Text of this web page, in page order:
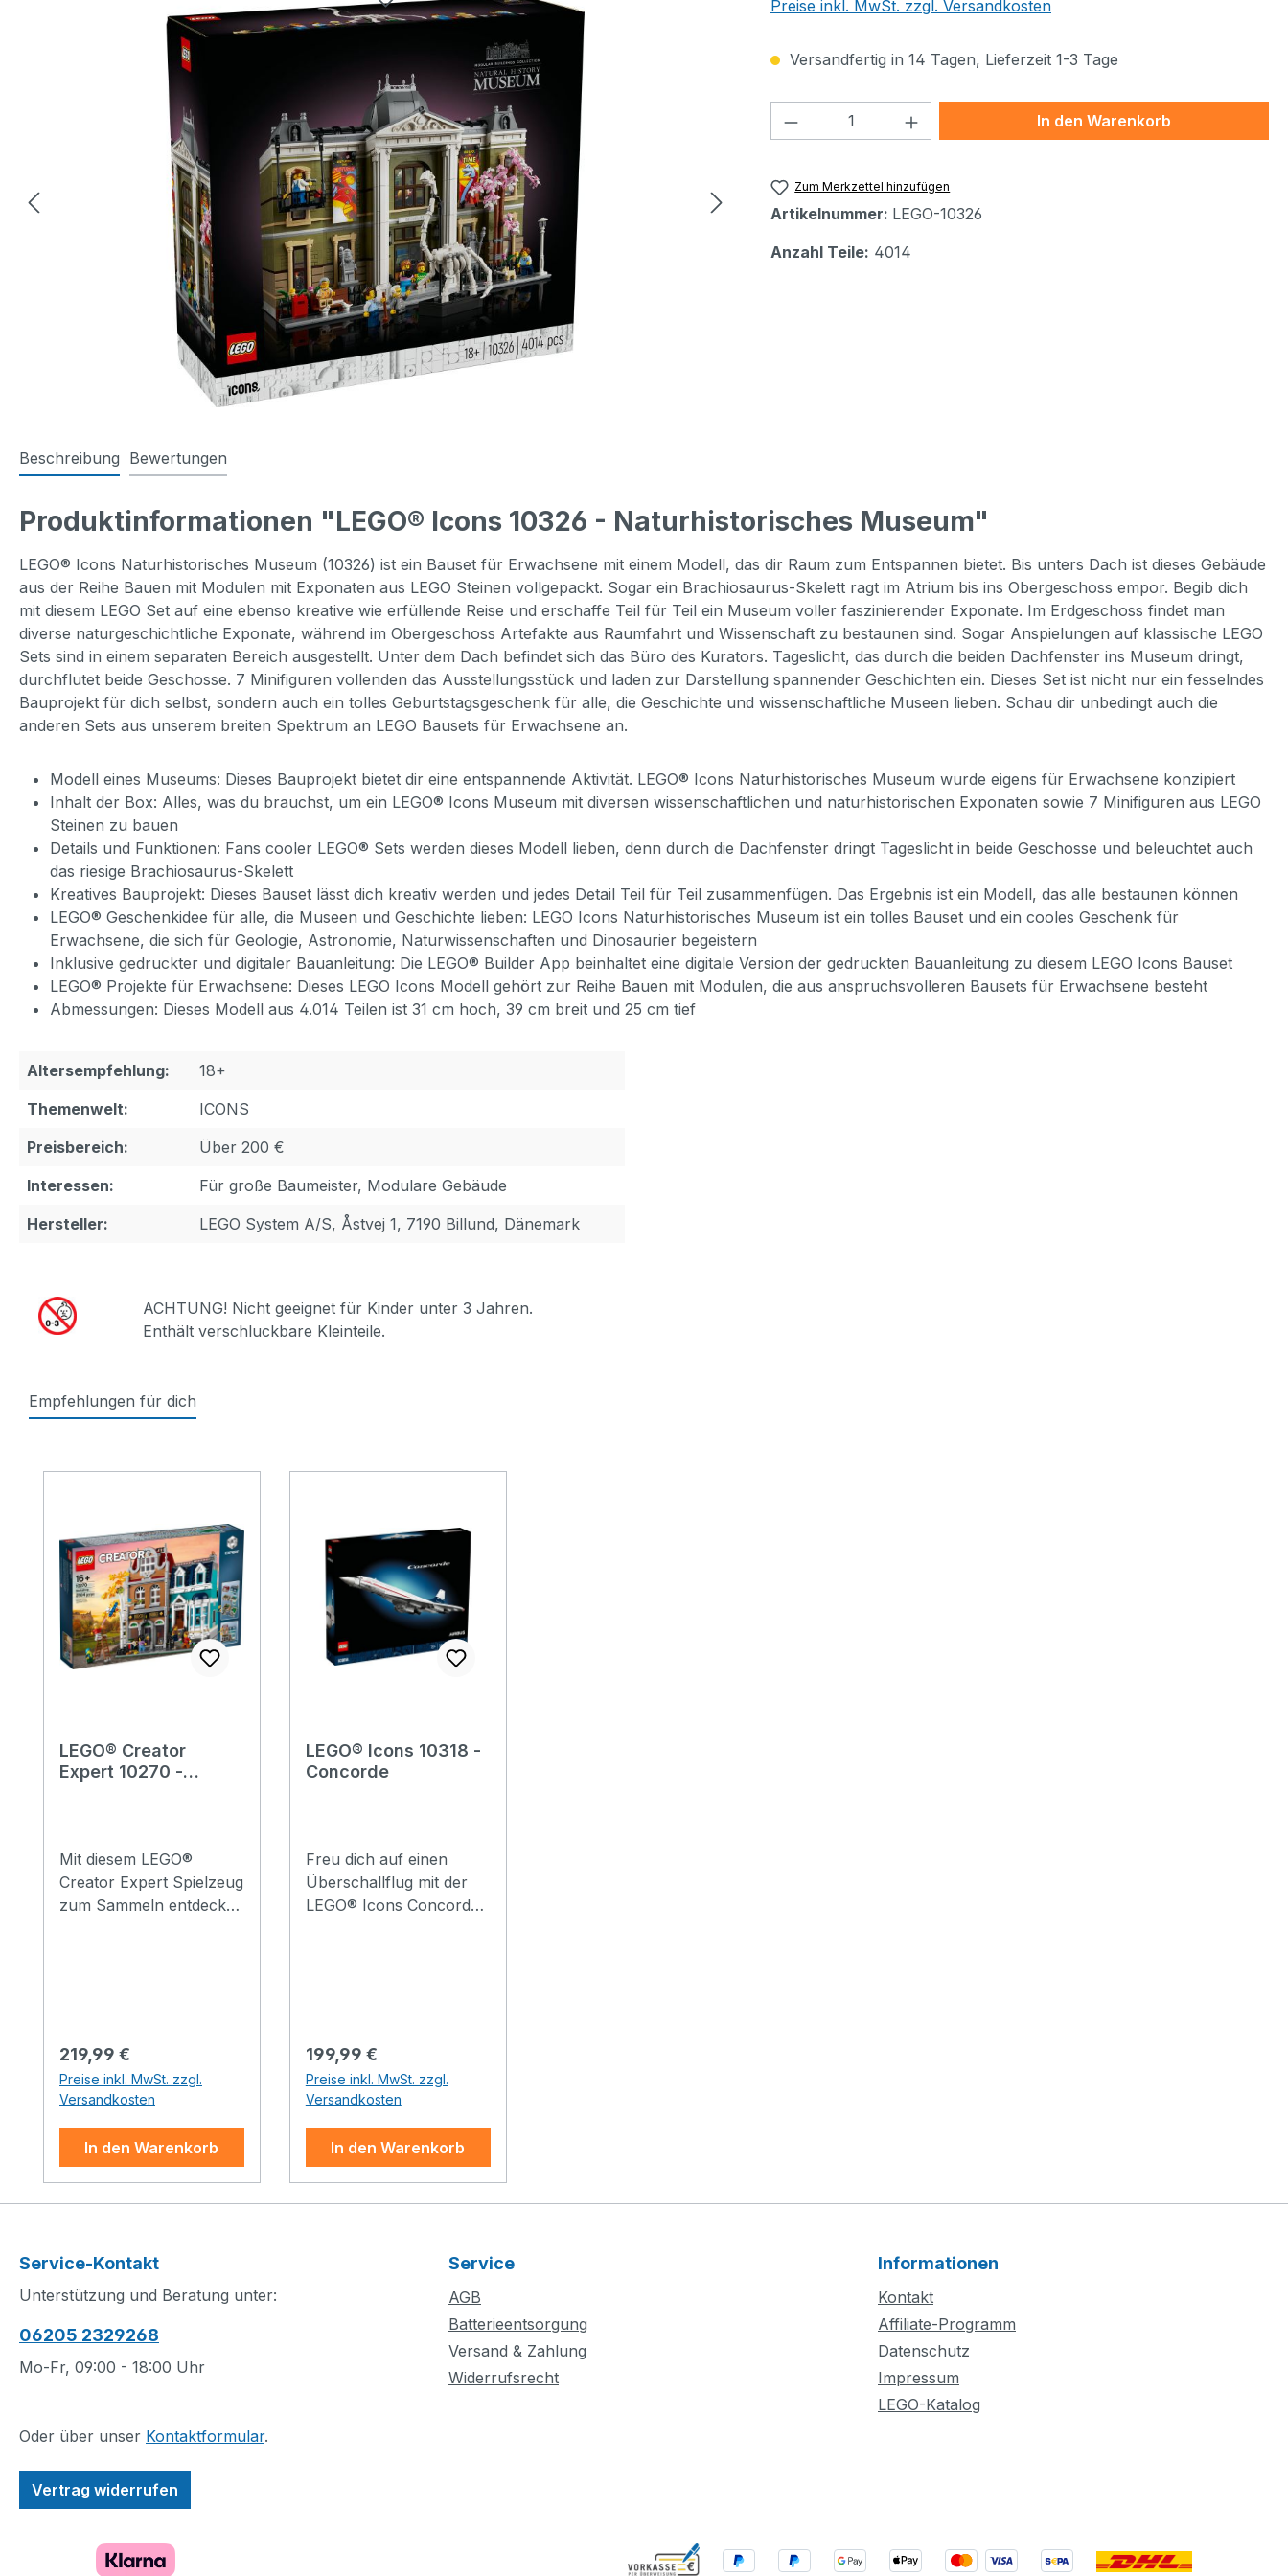
Preise inkl. MwSt. zzgl. Versandkosten
Versandfertig in 14 Tagen, Lieferzeit 1-3 Tage
Produkt Anzahl: Gib den gewünschten Wert
In den Warenkorb
Zum Merkzettel hinzufügen
Artikelnummer: LEGO-10326
Anzahl Teile: 4014
Beschreibung Bewertungen
Produktinformationen "LEGO® Icons 10326 - Naturhistorisches Museum"
LEGO® Icons Naturhistorisches Museum (10326) ist ein Bauset für Erwachsene mit einem Modell, das dir Raum zum Entspannen bietet. Bis unters Dach ist dieses Gebäude
aus der Reihe Bauen mit Modulen mit Exponaten aus LEGO Steinen vollgepackt. Sogar ein Brachiosaurus-Skelett ragt im Atrium bis ins Obergeschoss empor. Begib dich
mit diesem LEGO Set auf eine ebenso kreative wie erfüllende Reise und erschaffe Teil für Teil ein Museum voller faszinierender Exponate. Im Erdgeschoss findet man
diverse naturgeschichtliche Exponate, während im Obergeschoss Artefakte aus Raumfahrt und Wissenschaft zu bestaunen sind. Sogar Anspielungen auf klassische LEGO
Sets sind in einem separaten Bereich ausgestellt. Unter dem Dach befindet sich das Büro des Kurators. Tageslicht, das durch die beiden Dachfenster ins Museum dringt,
durchflutet beide Geschosse. 7 Minifiguren vollenden das Ausstellungsstück und laden zur Darstellung spannender Geschichten ein. Dieses Set ist nicht nur ein fesselndes
Bauprojekt für dich selbst, sondern auch ein tolles Geburtstagsgeschenk für alle, die Geschichte und wissenschaftliche Museen lieben. Schau dir unbedingt auch die
anderen Sets aus unserem breiten Spektrum an LEGO Bausets für Erwachsene an.
Modell eines Museums: Dieses Bauprojekt bietet dir eine entspannende Aktivität. LEGO® Icons Naturhistorisches Museum wurde eigens für Erwachsene konzipiert
Inhalt der Box: Alles, was du brauchst, um ein LEGO® Icons Museum mit diversen wissenschaftlichen und naturhistorischen Exponaten sowie 7 Minifiguren aus LEGO
Steinen zu bauen
Details und Funktionen: Fans cooler LEGO® Sets werden dieses Modell lieben, denn durch die Dachfenster dringt Tageslicht in beide Geschosse und beleuchtet auch
das riesige Brachiosaurus-Skelett
Kreatives Bauprojekt: Dieses Bauset lässt dich kreativ werden und jedes Detail Teil für Teil zusammenfügen. Das Ergebnis ist ein Modell, das alle bestaunen können
LEGO® Geschenkidee für alle, die Museen und Geschichte lieben: LEGO Icons Naturhistorisches Museum ist ein tolles Bauset und ein cooles Geschenk für
Erwachsene, die sich für Geologie, Astronomie, Naturwissenschaften und Dinosaurier begeistern
Inklusive gedruckter und digitaler Bauanleitung: Die LEGO® Builder App beinhaltet eine digitale Version der gedruckten Bauanleitung zu diesem LEGO Icons Bauset
LEGO® Projekte für Erwachsene: Dieses LEGO Icons Modell gehört zur Reihe Bauen mit Modulen, die aus anspruchsvolleren Bausets für Erwachsene besteht
Abmessungen: Dieses Modell aus 4.014 Teilen ist 31 cm hoch, 39 cm breit und 25 cm tief
Altersempfehlung:
18+
Themenwelt:
ICONS
Preisbereich:
Über 200 €
Interessen:
Für große Baumeister, Modulare Gebäude
Hersteller:
LEGO System A/S, Åstvej 1, 7190 Billund, Dänemark
ACHTUNG! Nicht geeignet für Kinder unter 3 Jahren.
Enthält verschluckbare Kleinteile.
Empfehlungen für dich
LEGO® Creator
Expert 10270 -
Mit diesem LEGO®
Creator Expert Spielzeug
zum Sammeln entdeckst
und dem Nachbarhaus
aus Modulen erfordert
viele raffinierte
Bautechniken und
wie dem Schaufenster,
der Leseecke und dem
offenen Design. Sammler
Stolz neben ihren
anderen Gebäuden aus
Eine ständig wachsende
Sammlung an Häusern
Produktreihe „Bauen mit
Kollektion
anspruchsvoller
authentischer
Architektur aus aller
Regulärer Preis:
219,99 €
Preise inkl. MwSt. zzgl.
Versandkosten
In den Warenkorb
LEGO® Icons 10318 -
Concorde
Freu dich auf einen
Überschallflug mit der
LEGO® Icons Concorde
eines der berühmtesten
Überschallpassagierflug
zeuge der Welt
detailgetreu nach.
authentische Details
Genau wie der echte
Passagierjet aus britisch-
Nachbildung über eine
absenkbare Nase, ein
einziehbares Heckrad,
Regulärer Preis:
199,99 €
Preise inkl. MwSt. zzgl.
Versandkosten
In den Warenkorb
Service-Kontakt
Unterstützung und Beratung unter:
06205 2329268
Mo-Fr, 09:00 - 18:00 Uhr
Oder über unser Kontaktformular.
Vertrag widerrufen
Service
AGB
Batterieentsorgung
Versand & Zahlung
Widerrufsrecht
Informationen
Kontakt
Affiliate-Programm
Datenschutz
Impressum
LEGO-Katalog